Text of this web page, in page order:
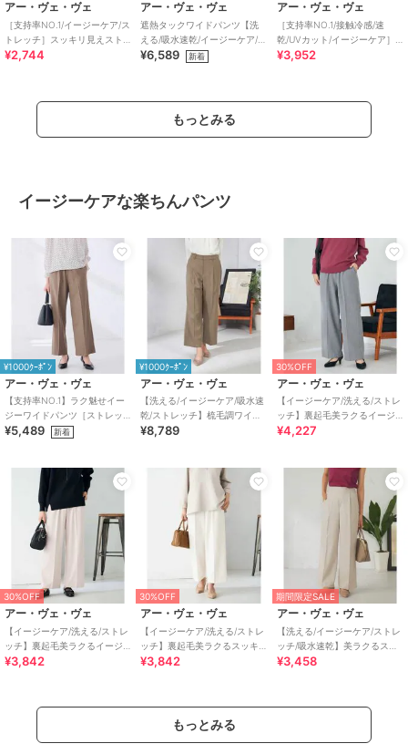
アー・ヴェ・ヴェ
［支持率NO.1/イージーケア/ス
トレッチ］スッキリ見えスト
レートパンツ
¥2,744
アー・ヴェ・ヴェ
遮熱タックワイドパンツ【洗
える/吸水速乾/イージーケア/接
触冷感】
¥6,589 新着
アー・ヴェ・ヴェ
［支持率NO.1/接触冷感/速
乾/UVカット/イージーケア］
スッキリ見えストレートパン
¥3,952
もっとみる
イージーケアな楽ちんパンツ
¥1000ｸｰﾎﾟﾝ
アー・ヴェ・ヴェ
【支持率NO.1】ラク魅せイー
ジーワイドパンツ［ストレッ
チ/吸水速乾/毛玉になりにくい/
¥5,489 新着
¥1000ｸｰﾎﾟﾝ
アー・ヴェ・ヴェ
【洗える/イージーケア/吸水速
乾/ストレッチ】梳毛調ワイド
パンツ
¥8,789
30%OFF
アー・ヴェ・ヴェ
【イージーケア/洗える/ストレ
ッチ】裏起毛美ラクるイージ
ーストライプワイドパンツ
¥4,227
30%OFF
アー・ヴェ・ヴェ
【イージーケア/洗える/ストレ
ッチ】裏起毛美ラクるイージ
ーワイドパンツ
¥3,842
30%OFF
アー・ヴェ・ヴェ
【イージーケア/洗える/ストレ
ッチ】裏起毛美ラクるスッキ
リ見えワイドパンツ
¥3,842
期間限定SALE
アー・ヴェ・ヴェ
【洗える/イージーケア/ストレ
ッチ/吸水速乾】美ラクるスッ
キリ見えワイドパンツ
¥3,458
もっとみる